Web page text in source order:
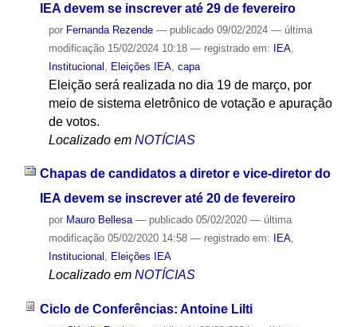
IEA devem se inscrever até 29 de fevereiro
por Fernanda Rezende — publicado09/02/2024 — última
modificação15/02/2024 10:18 — registrado em: IEA,
Institucional
Eleições IEA, capa
Eleição será realizada no dia 19 de março, por
meio de sistema eletrônico de votação e apuração
de votos.
Localizado em NOTÍCIAS
Chapas de candidatos a diretor e vice-diretor do
IEA devem se inscrever até 20 de fevereiro
por Mauro Bellesa — publicado05/02/2020 — última
modificação05/02/2020 14:58 — registrado em: IEA,
Institucional , Eleições IEA
Localizado em NOTÍCIAS
Ciclo de Conferências: Antoine Lilti